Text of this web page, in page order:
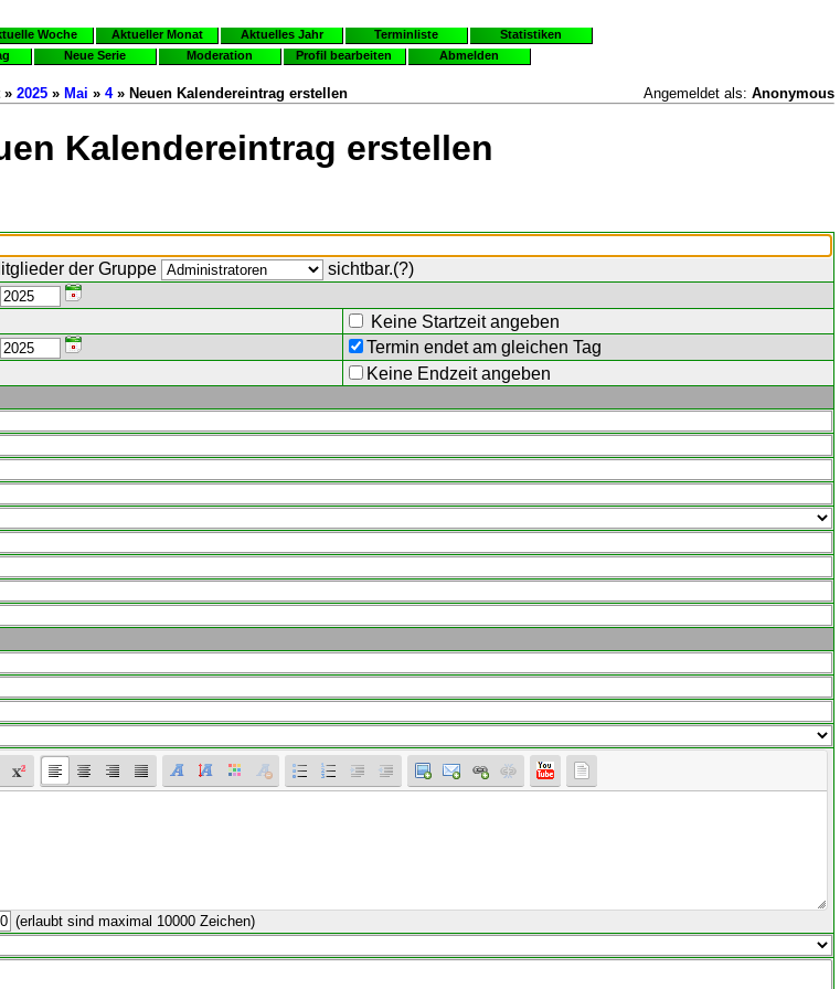
Woche Aktueller Monat Aktuelles Jahr Terminliste
Statistiken
Neue Serie Moderation Profil bearbeiten Abmelden
» 2025 » Mai » 4» Neuen Kalendereintrag erstellen Angemeldet als: Anonymous
Kalendereintrag erstellen
der Gruppe sichtbar.(?)
Keine Startzeit angeben
Termin endet am gleichen Tag
Keine Endzeit angeben
(erlaubt sind maximal 10000 Zeichen)